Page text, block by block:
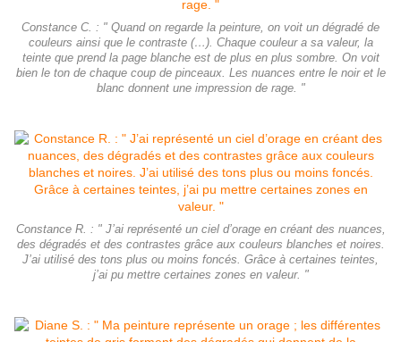
Constance C. : " Quand on regarde la peinture, on voit un dégradé de
couleurs ainsi que le contraste (…). Chaque couleur a sa valeur, la
teinte que prend la page blanche est de plus en plus sombre. On voit
bien le ton de chaque coup de pinceaux. Les nuances entre le noir et le
blanc donnent une impression de rage. "
Constance R. : " J’ai représenté un ciel d’orage en créant des nuances,
des dégradés et des contrastes grâce aux couleurs blanches et noires.
J’ai utilisé des tons plus ou moins foncés. Grâce à certaines teintes,
j’ai pu mettre certaines zones en valeur. "